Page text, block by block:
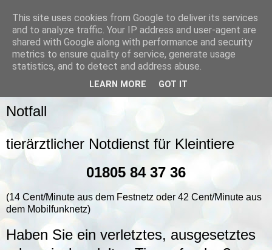
Notfall
tierärztlicher Notdienst für Kleintiere
01805 84 37 36
(14 Cent/Minute aus dem Festnetz oder 42 Cent/Minute aus
dem Mobilfunknetz)
Haben Sie ein verletztes, ausgesetztes
This site uses cookies from Google to deliver its services
and to analyze traffic. Your IP address and user-agent are
shared with Google along with performance and security
metrics to ensure quality of service, generate usage
statistics, and to detect and address abuse.
LEARN MORE GOT IT